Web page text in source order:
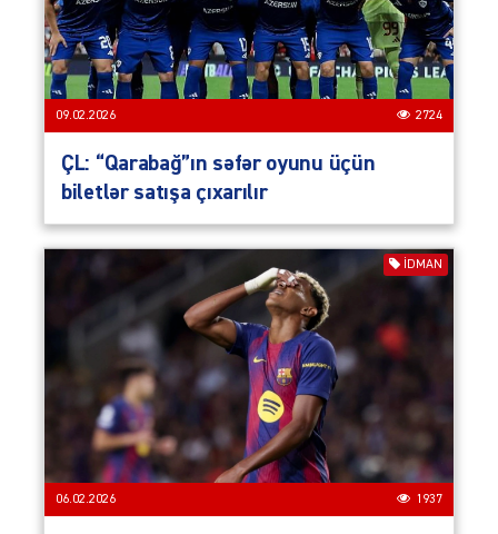
09.02.2026 2724
ÇL: “Qarabağ”ın səfər oyunu üçün
biletlər satışa çıxarılır
İDMAN
06.02.2026 1937